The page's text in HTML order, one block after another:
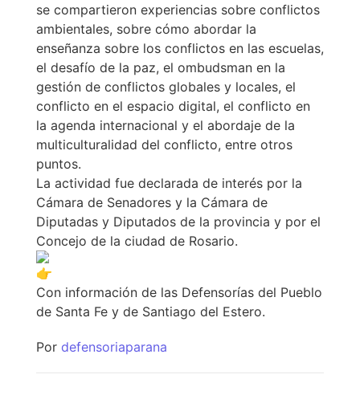
se compartieron experiencias sobre conflictos
ambientales, sobre cómo abordar la
enseñanza sobre los conflictos en las escuelas,
el desafío de la paz, el ombudsman en la
gestión de conflictos globales y locales, el
conflicto en el espacio digital, el conflicto en
la agenda internacional y el abordaje de la
multiculturalidad del conflicto, entre otros
puntos.
La actividad fue declarada de interés por la
Cámara de Senadores y la Cámara de
Diputadas y Diputados de la provincia y por el
Concejo de la ciudad de Rosario.
Con información de las Defensorías del Pueblo
de Santa Fe y de Santiago del Estero.
Por defensoriaparana